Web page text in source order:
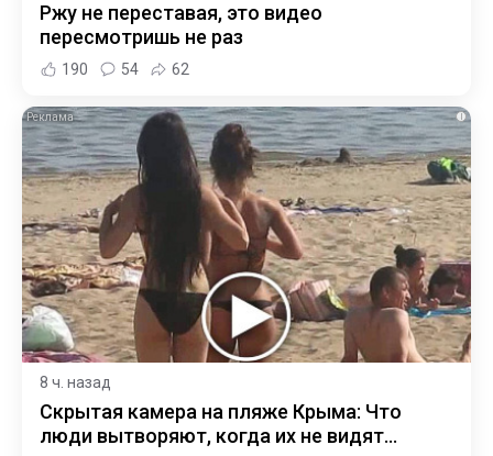
Ржу не переставая, это видео
пересмотришь не раз
190 54 62
i
8 ч. назад
Скрытая камера на пляже Крыма: Что
люди вытворяют, когда их не видят...